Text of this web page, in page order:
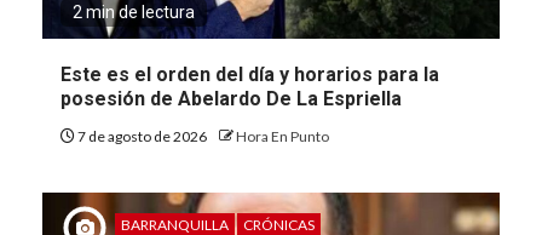
2 min de lectura
Este es el orden del día y horarios para la
posesión de Abelardo De La Espriella
7 de agosto de 2026 Hora En Punto
BARRANQUILLA CRÓNICAS